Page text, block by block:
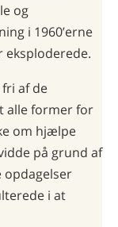
og
i 1960’erne
eksploderede.
af de
alle former for
om hjælpe
på grund af
opdagelser
i at